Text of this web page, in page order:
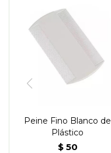
Peine Fino Blanco de
Plástico
$ 50